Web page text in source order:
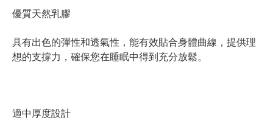
優質天然乳膠
具有出色的彈性和透氣性，能有效貼合身體曲線，提供理
想的支撐力，確保您在睡眠中得到充分放鬆。
適中厚度設計